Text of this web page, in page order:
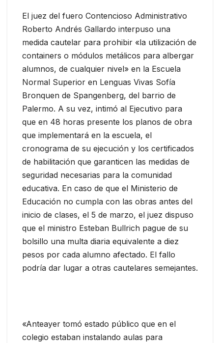
El juez del fuero Contencioso Administrativo
Roberto Andrés Gallardo interpuso una
medida cautelar para prohibir «la utilización de
containers o módulos metálicos para albergar
alumnos, de cualquier nivel» en la Escuela
Normal Superior en Lenguas Vivas Sofía
Bronquen de Spangenberg, del barrio de
Palermo. A su vez, intimó al Ejecutivo para
que en 48 horas presente los planos de obra
que implementará en la escuela, el
cronograma de su ejecución y los certificados
de habilitación que garanticen las medidas de
seguridad necesarias para la comunidad
educativa. En caso de que el Ministerio de
Educación no cumpla con las obras antes del
inicio de clases, el 5 de marzo, el juez dispuso
que el ministro Esteban Bullrich pague de su
bolsillo una multa diaria equivalente a diez
pesos por cada alumno afectado. El fallo
podría dar lugar a otras cautelares semejantes.
«Anteayer tomó estado público que en el
colegio estaban instalando aulas para